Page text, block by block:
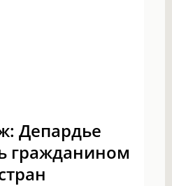
Депардье
гражданином